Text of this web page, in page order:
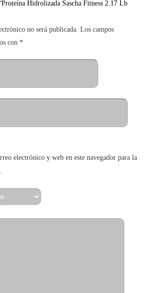
Hidrolizada Sascha Fitness 2.17 Lb
no será publicada. Los campos
con *
electrónico y web en este navegador para la